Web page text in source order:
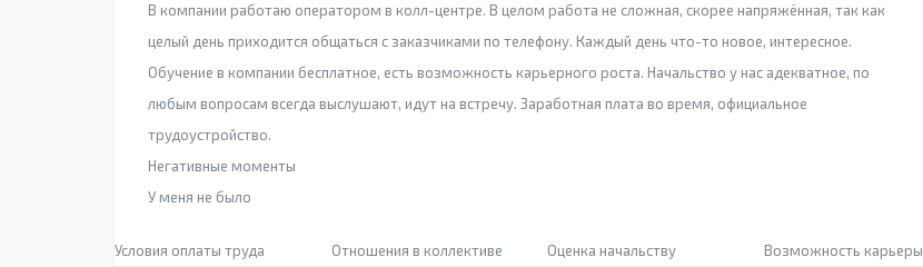
В компании работаю оператором в колл-центре. В целом работа не сложная, скорее напряжённая, так как
целый день приходится общаться с заказчиками по телефону. Каждый день что-то новое, интересное.
Обучение в компании бесплатное, есть возможность карьерного роста. Начальство у нас адекватное, по
любым вопросам всегда выслушают, идут на встречу. Заработная плата во время, официальное
трудоустройство.
Негативные моменты
У меня не было
Условия оплаты труда Отношения в коллективе Оценка начальству Возможность карьеры